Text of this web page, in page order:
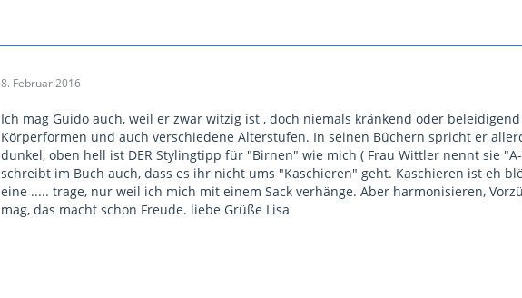
8. Februar 2016
Ich mag Guido auch, weil er zwar witzig ist , doch niemals kränkend oder
Körperformen und auch verschiedene Alterstufen. In seinen Büchern spricht er
dunkel, oben hell ist DER Stylingtipp für "Birnen" wie mich ( Frau Wittler nennt sie
schreibt im Buch auch, dass es ihr nicht ums "Kaschieren" geht. Kaschieren ist eh
eine ..... trage, nur weil ich mich mit einem Sack verhänge. Aber harmonisieren,
mag, das macht schon Freude. liebe Grüße Lisa